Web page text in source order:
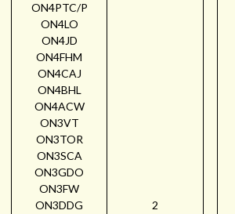
ON4PTC/P
ON4LO
ON4JD
ON4FHM
ON4CAJ
ON4BHL
ON4ACW
ON3VT
ON3TOR
ON3SCA
ON3GDO
ON3FW
ON3DDG
2